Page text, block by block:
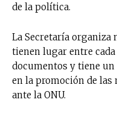
No te
últimas
Suscríbete a
de la política.
La Secretaría organiza
tienen lugar entre cada
documentos y tiene un
en la promoción de las
ante la ONU.